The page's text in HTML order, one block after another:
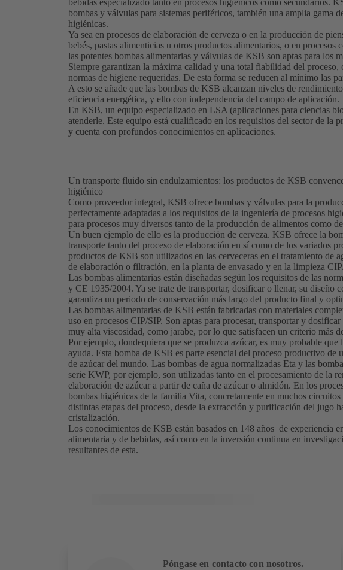
bombas y válvulas para sistemas periféricos, también una amplia gama
higiénicas.
Ya sea en procesos de elaboración de cerveza o en la producción de
bebés, pastas alimenticias u otros productos alimentarios, o en procesos
las potentes bombas alimentarias y válvulas de KSB son aptas para los
Siempre garantizan la máxima calidad y una total fiabilidad del proceso,
normas de higiene requeridas. De esta forma se reducen al mínimo las
A esto se añade que las bombas de KSB alcanzan niveles de
eficiencia energética, y ello con independencia del campo de aplicación.
En KSB, un equipo especializado en LSA (aplicaciones para ciencias
atenderle. Este equipo está cualificado en los requisitos del sector de la
y cuenta con profundos conocimientos en aplicaciones.
Un transporte fluido sin endulzamientos: los productos de KSB
higiénico
Como proveedor integral, KSB ofrece bombas y válvulas para la
perfectamente adaptadas a los requisitos de la ingeniería de procesos
para procesos muy diversos tanto de la producción de alimentos como
Un buen ejemplo de ello es la producción de cerveza. KSB ofrece la
transporte tanto del proceso de elaboración en sí como de los variados
productos de KSB son utilizados en las cerveceras en el tratamiento de
de elaboración o filtración, en la planta de envasado y en la limpieza
Las bombas alimentarias están diseñadas según los requisitos de las
y CE 1935/2004. Ya se trate de transportar, dosificar o llenar, su diseño
garantiza un periodo de conservación más largo del producto final y
Las bombas alimentarias de KSB están fabricadas con materiales
uso en procesos CIP/SIP. Son aptas para procesar, transportar y
muy alta viscosidad, como jarabe, por lo que satisfacen un criterio más
Por ejemplo, dondequiera que se produzca azúcar, es muy probable que
ayuda. Esta bomba de KSB es parte esencial del proceso productivo de
de azúcar del mundo. Las bombas de agua normalizadas Eta y las
serie KWP, por ejemplo, son utilizadas tanto en el procesamiento de la
elaboración de azúcar a partir de caña de azúcar o almidón. En los
bombas higiénicas de la familia Vita, concretamente en muchos
distintas etapas del proceso, desde la extracción y purificación del jugo
cristalización.
Los conocimientos de KSB están basados en 148 años de experiencia
alimentaria y de bebidas, así como en la inversión continua en
resultantes de esta.
Póngase en contacto con nosotros.